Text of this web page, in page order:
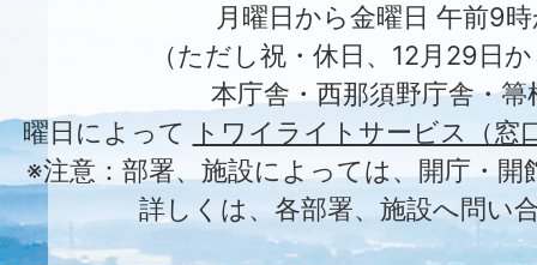
月曜日から金曜日 午前9
（ただし祝・休日、12月29日
本庁舎・西那須野庁舎・
曜日によって
トワイライトサービス（窓
※注意：部署、施設によっては、開庁・
詳しくは、各部署、施設へ問い